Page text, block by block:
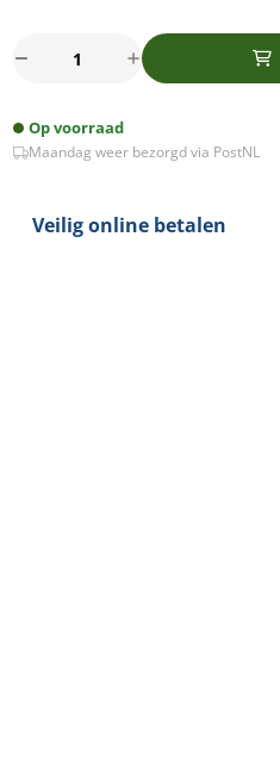
Zigbee
Oslo
universele
dimmer
Op voorraad
Maandag weer bezorgd via PostNL
Veilig online betalen